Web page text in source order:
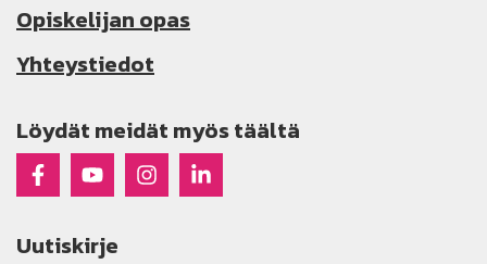
Opiskelijan opas
Yhteystiedot
Löydät meidät myös täältä
Raseko Facebookissa
Raseko Youtubessa
Raseko Instagramissa
Raseko Linkedinissä
Uutiskirje